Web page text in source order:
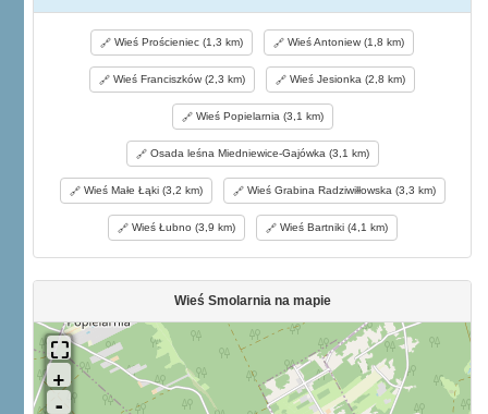
Wieś Prościeniec (1,3 km) Wieś Antoniew (1,8 km)
Wieś Franciszków (2,3 km) Wieś Jesionka (2,8 km)
Wieś Popielarnia (3,1 km)
Osada leśna Miedniewice-Gajówka (3,1 km)
Wieś Małe Łąki (3,2 km) Wieś Grabina Radziwiłłowska (3,3 km)
Wieś Łubno (3,9 km) Wieś Bartniki (4,1 km)
Wieś Smolarnia na mapie